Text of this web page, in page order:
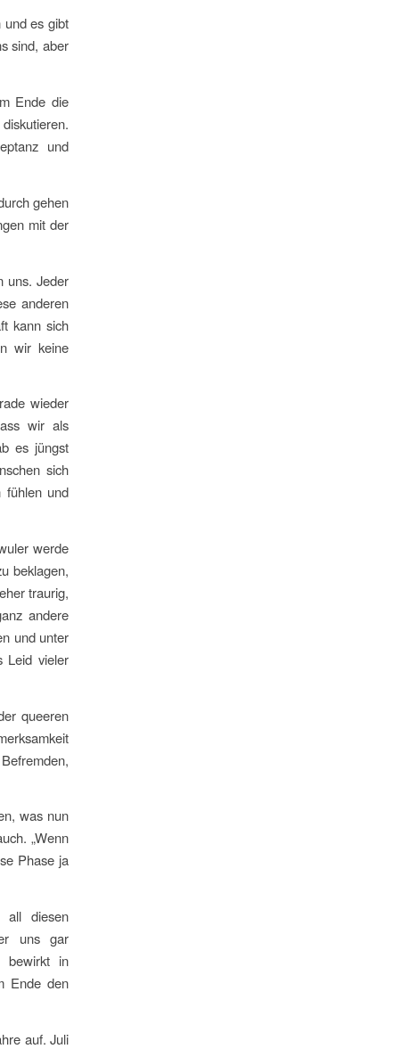
und es gibt
sind, aber
Ende die
und
gehen
mit der
uns. Jeder
anderen
kann sich
wir keine
wieder
wir als
es jüngst
sich
fühlen und
werde
beklagen,
traurig,
andere
und unter
Leid vieler
queeren
was nun
„Wenn
Phase ja
all diesen
uns gar
bewirkt in
Ende den
auf. Juli